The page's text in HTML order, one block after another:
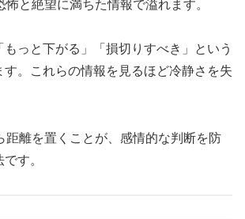
と絶望に満ちた情報で溢れます。
もっと下がる」「損切りすべき」という
す。これらの情報を見るほど冷静さを失
距離を置くことが、感情的な判断を防
す。